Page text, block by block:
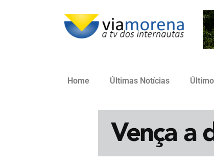
Home Últimas Notícias